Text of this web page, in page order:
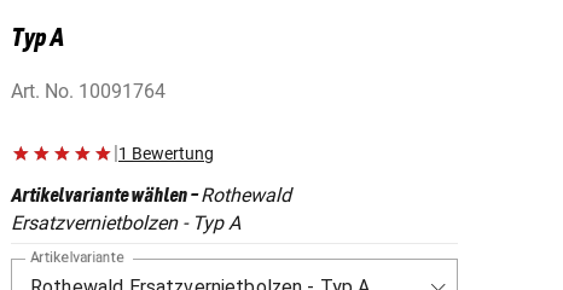
Typ A
Art. No. 10091764
|1 Bewertung
Artikelvariante wählen-Rothewald
Ersatzvernietbolzen - Typ A
Artikelvariante